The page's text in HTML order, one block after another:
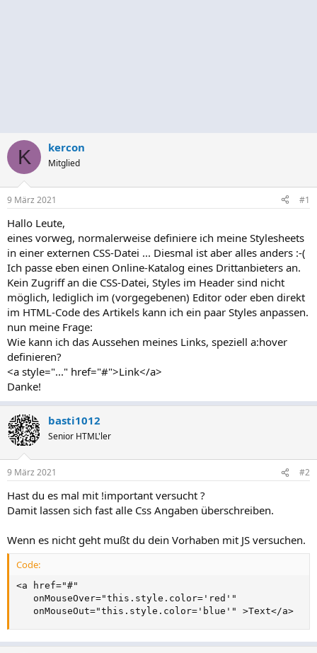
K kercon
Mitglied
9 März 2021 #1
Hallo Leute,
eines vorweg, normalerweise definiere ich meine Stylesheets
in einer externen CSS-Datei ... Diesmal ist aber alles anders :-(
Ich passe eben einen Online-Katalog eines Drittanbieters an.
Kein Zugriff an die CSS-Datei, Styles im Header sind nicht
möglich, lediglich im (vorgegebenen) Editor oder eben direkt
im HTML-Code des Artikels kann ich ein paar Styles anpassen.
nun meine Frage:
Wie kann ich das Aussehen meines Links, speziell a:hover
definieren?
<a style="..." href="#">Link</a>
Danke!
basti1012
Senior HTML'ler
9 März 2021 #2
Hast du es mal mit !important versucht ?
Damit lassen sich fast alle Css Angaben überschreiben.
Wenn es nicht geht mußt du dein Vorhaben mit JS versuchen.
Code:
<a href="#"
   onMouseOver="this.style.color='red'"
   onMouseOut="this.style.color='blue'" >Text</a>